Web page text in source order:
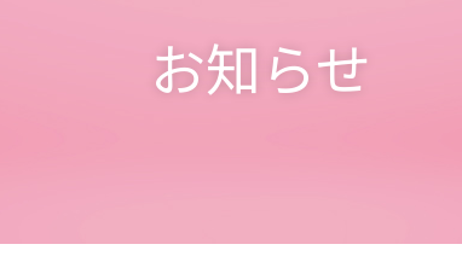
お知らせ